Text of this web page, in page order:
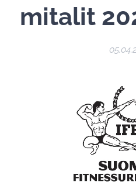
mitalit